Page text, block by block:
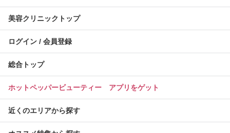
美容クリニックトップ
ログイン / 会員登録
総合トップ
ホットペッパービューティー アプリをゲット
近くのエリアから探す